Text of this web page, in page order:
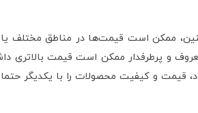
ممکن است قیمت‌ها در مناطق مختلف یا
و پرطرفدار ممکن است قیمت بالاتری
قیمت و کیفیت محصولات را با یکدیگر